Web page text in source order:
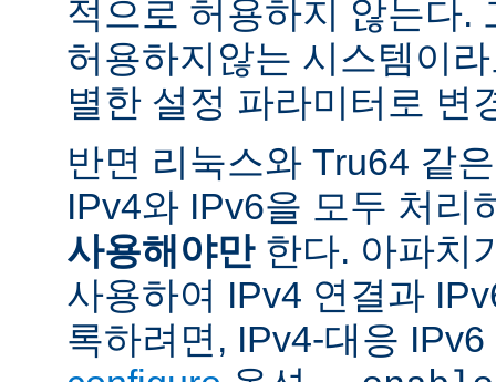
적으로 허용하지 않는다.
허용하지않는 시스템이
별한 설정 파라미터로 변
반면 리눅스와 Tru64 같
IPv4와 IPv6을 모두 처리
사용해야만한다. 아파치
사용하여 IPv4 연결과
록하려면, IPv4-대응